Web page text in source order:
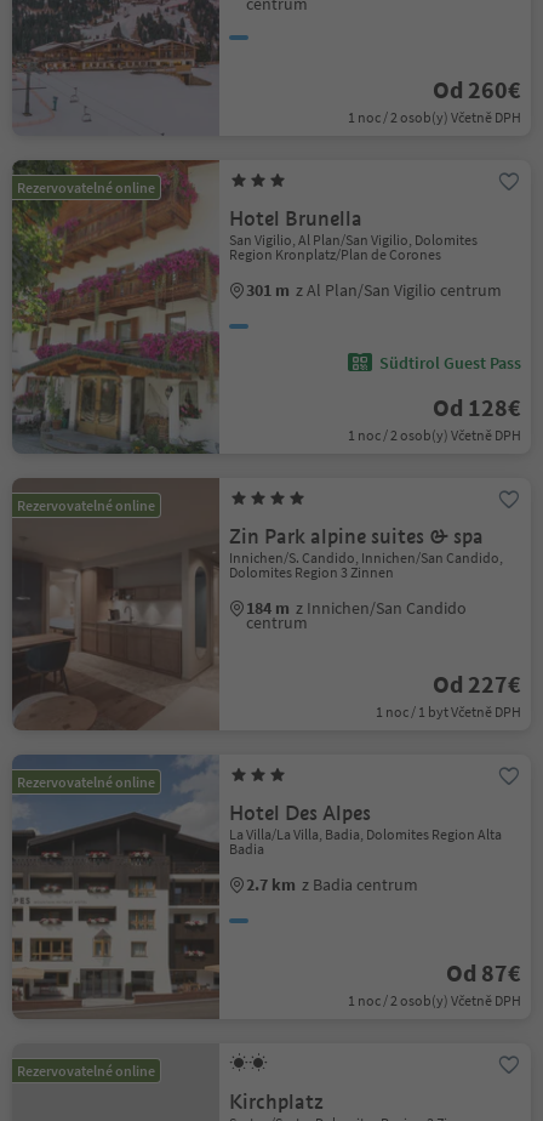
Od 260€
1 noc / 2 osob(y) Včetně DPH
Rezervovatelné online
Hotel Brunella
San Vigilio, Al Plan/San Vigilio, Dolomites
Region Kronplatz/Plan de Corones
301 m z Al Plan/San Vigilio centrum
Südtirol Guest Pass
Od 128€
1 noc / 2 osob(y) Včetně DPH
Rezervovatelné online
Zin Park alpine suites & spa
Innichen/S. Candido, Innichen/San Candido,
Dolomites Region 3 Zinnen
184 m z Innichen/San Candido
centrum
Od 227€
1 noc / 1 byt Včetně DPH
Rezervovatelné online
Hotel Des Alpes
La Villa/La Villa, Badia, Dolomites Region Alta
Badia
2.7 km z Badia centrum
Od 87€
1 noc / 2 osob(y) Včetně DPH
Rezervovatelné online
Kirchplatz